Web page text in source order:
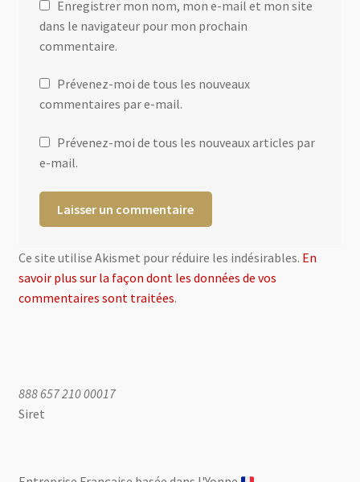
Enregistrer mon nom, mon e-mail et mon site
dans le navigateur pour mon prochain
commentaire.
Prévenez-moi de tous les nouveaux
commentaires par e-mail.
Prévenez-moi de tous les nouveaux articles par
e-mail.
Ce site utilise Akismet pour réduire les indésirables. En
savoir plus sur la façon dont les données de vos
commentaires sont traitées.
888 657 210 00017
Siret